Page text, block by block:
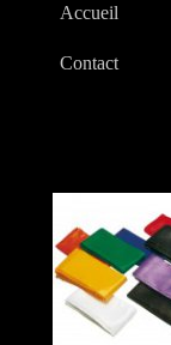
Accueil
Contact